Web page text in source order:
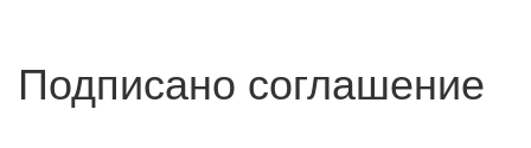
Подписано соглашение